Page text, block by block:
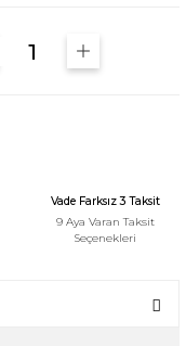
Vade Farksız 3 Taksit
9 Aya Varan Taksit
Seçenekleri